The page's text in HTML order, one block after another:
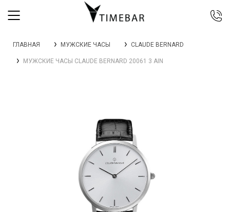
044 392 44 45
067 344 14 44 (viber)
ГЛАВНАЯ МУЖСКИЕ ЧАСЫ CLAUDE BERNARD
МУЖСКИЕ ЧАСЫ CLAUDE BERNARD 20061 3 AIN